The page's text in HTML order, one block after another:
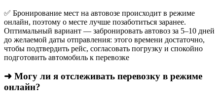
✅ Бронирование мест на автовозе происходит в режиме
онлайн, поэтому о месте лучше позаботиться заранее.
Оптимальный вариант — забронировать автовоз за 5–10 дней
до желаемой даты отправления: этого времени достаточно,
чтобы подтвердить рейс, согласовать погрузку и спокойно
подготовить автомобиль к перевозке
➜ Могу ли я отслеживать перевозку в режиме
онлайн?